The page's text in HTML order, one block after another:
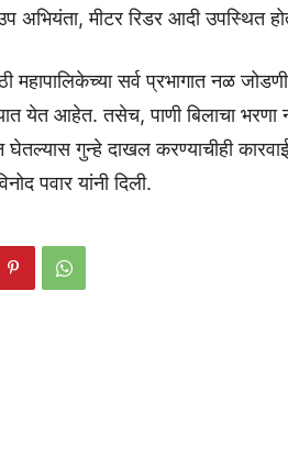
अभियंता, मीटर रिडर आदी उपस्थित
महापालिकेच्या सर्व प्रभागात नळ
येत आहेत. तसेच, पाणी बिलाचा
घेतल्यास गुन्हे दाखल करण्याचीही
पवार यांनी दिली.